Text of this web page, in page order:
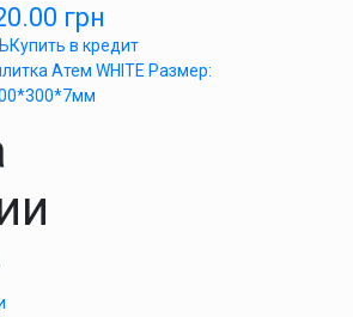
грн
Купить в кредит
Атем WHITE Размер: